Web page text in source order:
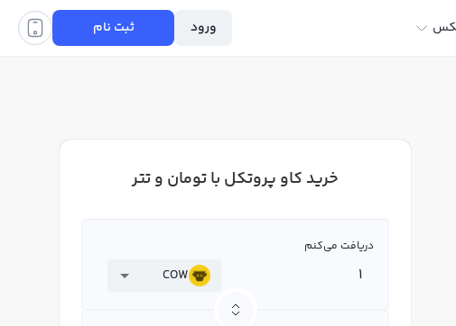
ورود ثبت نام
خرید کاو پروتکل با تومان و تتر
دریافت می‌کنم
COW